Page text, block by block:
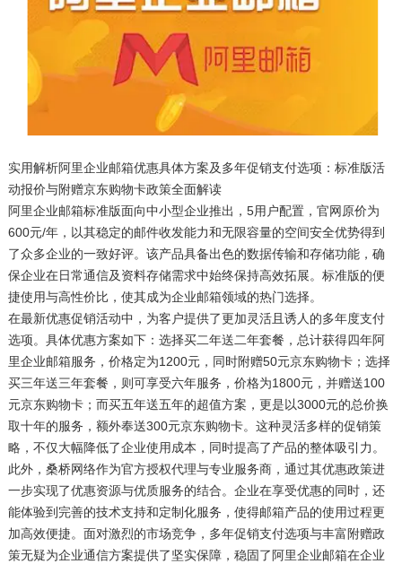
实用解析阿里企业邮箱优惠具体方案及多年促销支付选项：标准版活
动报价与附赠京东购物卡政策全面解读
阿里企业邮箱标准版面向中小型企业推出，5用户配置，官网原价为
600元/年，以其稳定的邮件收发能力和无限容量的空间安全优势得到
了众多企业的一致好评。该产品具备出色的数据传输和存储功能，确
保企业在日常通信及资料存储需求中始终保持高效拓展。标准版的便
捷使用与高性价比，使其成为企业邮箱领域的热门选择。
在最新优惠促销活动中，为客户提供了更加灵活且诱人的多年度支付
选项。具体优惠方案如下：选择买二年送二年套餐，总计获得四年阿
里企业邮箱服务，价格定为1200元，同时附赠50元京东购物卡；选择
买三年送三年套餐，则可享受六年服务，价格为1800元，并赠送100
元京东购物卡；而买五年送五年的超值方案，更是以3000元的总价换
取十年的服务，额外奉送300元京东购物卡。这种灵活多样的促销策
略，不仅大幅降低了企业使用成本，同时提高了产品的整体吸引力。
此外，桑桥网络作为官方授权代理与专业服务商，通过其优惠政策进
一步实现了优惠资源与优质服务的结合。企业在享受优惠的同时，还
能体验到完善的技术支持和定制化服务，使得邮箱产品的使用过程更
加高效便捷。面对激烈的市场竞争，多年促销支付选项与丰富附赠政
策无疑为企业通信方案提供了坚实保障，稳固了阿里企业邮箱在企业